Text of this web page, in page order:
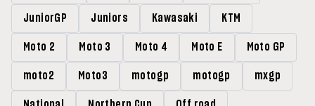
JuniorGP Juniors Kawasaki KTM
Moto 2 Moto 3 Moto 4 Moto E Moto GP
moto2 Moto3 motogp motogp mxgp